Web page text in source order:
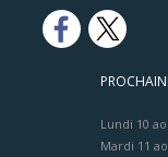
Lundi 10
Mardi 11